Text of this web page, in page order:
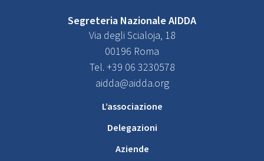
Segreteria Nazionale AIDDA
Via degli Scialoja, 18
00196 Roma
Tel. +39 06 3230578
aidda@aidda.org
L’associazione
Delegazioni
Aziende